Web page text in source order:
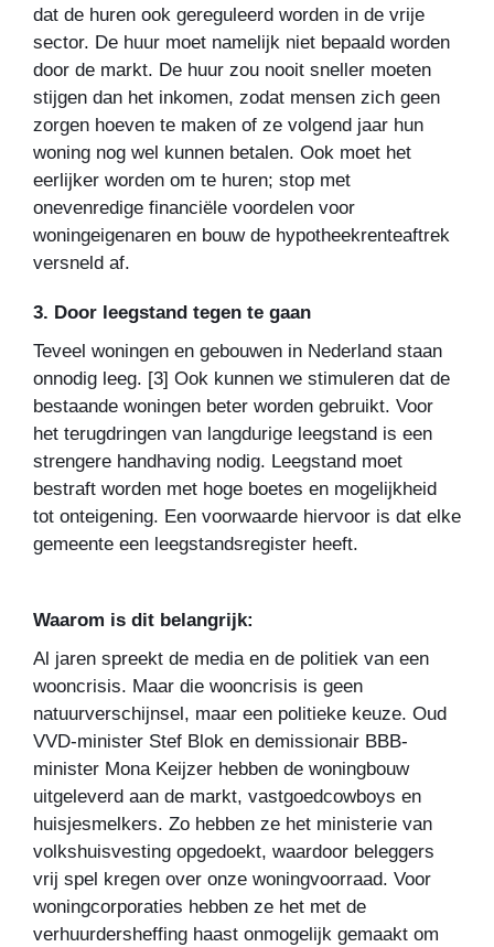
dat de huren ook gereguleerd worden in de vrije
sector. De huur moet namelijk niet bepaald worden
door de markt. De huur zou nooit sneller moeten
stijgen dan het inkomen, zodat mensen zich geen
zorgen hoeven te maken of ze volgend jaar hun
woning nog wel kunnen betalen. Ook moet het
eerlijker worden om te huren; stop met
onevenredige financiële voordelen voor
woningeigenaren en bouw de hypotheekrenteaftrek
versneld af.
3. Door leegstand tegen te gaan
Teveel woningen en gebouwen in Nederland staan
onnodig leeg. [3] Ook kunnen we stimuleren dat de
bestaande woningen beter worden gebruikt. Voor
het terugdringen van langdurige leegstand is een
strengere handhaving nodig. Leegstand moet
bestraft worden met hoge boetes en mogelijkheid
tot onteigening. Een voorwaarde hiervoor is dat elke
gemeente een leegstandsregister heeft.
Waarom is dit belangrijk:
Al jaren spreekt de media en de politiek van een
wooncrisis. Maar die wooncrisis is geen
natuurverschijnsel, maar een politieke keuze. Oud
VVD-minister Stef Blok en demissionair BBB-
minister Mona Keijzer hebben de woningbouw
uitgeleverd aan de markt, vastgoedcowboys en
huisjesmelkers. Zo hebben ze het ministerie van
volkshuisvesting opgedoekt, waardoor beleggers
vrij spel kregen over onze woningvoorraad. Voor
woningcorporaties hebben ze het met de
verhuurdersheffing haast onmogelijk gemaakt om